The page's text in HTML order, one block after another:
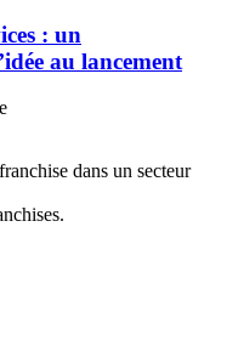
: un
au lancement
dans un secteur